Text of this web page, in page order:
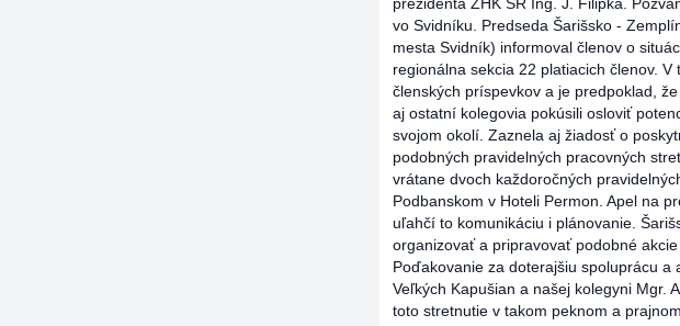
vo Svidníku. Predseda Šarišsko -
mesta Svidník) informoval členov o
regionálna sekcia 22 platiacich členov.
členských príspevkov a je predpoklad,
aj ostatní kolegovia pokúsili osloviť
svojom okolí. Zaznela aj žiadosť o
podobných pravidelných pracovných
vrátane dvoch každoročných
Podbanskom v Hoteli Permon. Apel na
uľahčí to komunikáciu i plánovanie.
organizovať a pripravovať podobné
Poďakovanie za doterajšiu spoluprácu
Veľkých Kapušian a našej kolegyni Mgr.
toto stretnutie v takom peknom a